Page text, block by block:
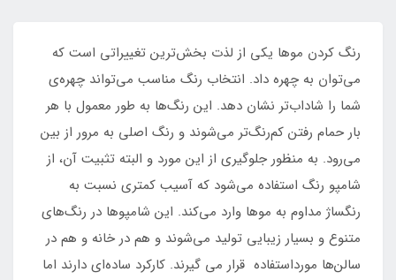
رنگ کردن موها یکی از لذت بخش‌ترین تغییراتی است که
می‌توان به چهره داد. انتخاب رنگ مناسب می‌تواند چهره‌ی
شما را شاداب‌تر نشان دهد. این رنگ‌ها به طور معمول با هر
بار حمام رفتن کم‌رنگ‌تر می‌شوند و رنگ اصلی به مرور از بین
می‌رود. به منظور جلوگیری از این مورد و البته تثبیت آن، از
شامپو رنگ استفاده می‌شود که آسیب کمتری نسبت به
رنگساژ مداوم به موها وارد می‌کند. این شامپوها در رنگ‌های
متنوع و بسیار زیبایی تولید می‌شوند و هم در خانه و هم در
سالن‌ها مورداستفاده قرار می گیرند. کارکرد ساده‌ای دارند اما